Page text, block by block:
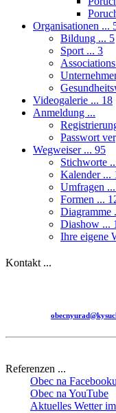
Organisationen ...
Bildung ... 5
Sport ... 3
Videogalerie ... 18
Anmeldung ...
Passwort
Wegweiser ... 95
Stichworte
Kalender ...
Umfragen ...
Formen ...
Diagramme
Diashow ...
Ihre eigene
Kontakt ...
Referenzen ...
Obec na Facebooku
Obec na YouTube
Aktuelles Wetter